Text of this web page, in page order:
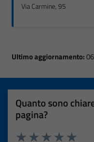
Via Carmine, 95
Ultimo aggiornamento:
Quanto sono
pagina?